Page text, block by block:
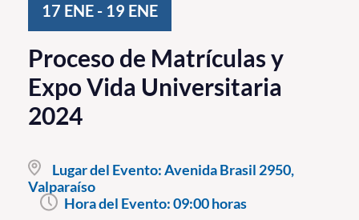
Investigación, Creación e Innovación
PUCV Internacional
Vinculación con el Medio
Pregrado
Postgrado
17 ENE - 19 ENE
Proceso de Matrículas y
Expo Vida Universitaria
2024
Lugar del Evento:Avenida Brasil 2950,
Valparaíso
Hora del Evento:09:00 horas